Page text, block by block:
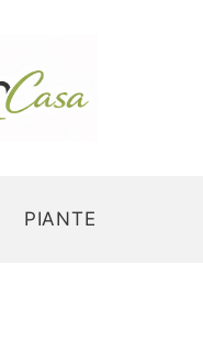
PIANTE